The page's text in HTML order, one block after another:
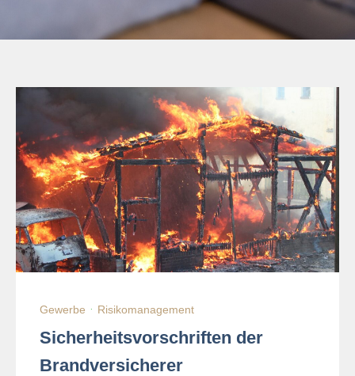
Gewerbe · Risikomanagement
Sicherheitsvorschriften der
Brandversicherer